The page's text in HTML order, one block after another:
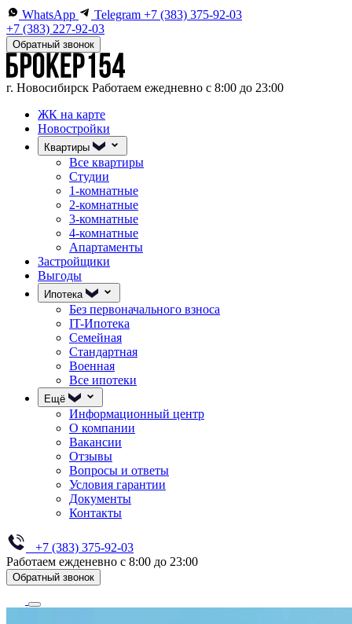
WhatsApp Telegram +7 (383) 375-92-03
+7 (383) 227-92-03
Обратный звонок
г. Новосибирск Работаем ежедневно с 8:00 до 23:00
ЖК на карте
Новостройки
Квартиры
Все квартиры
Студии
1-комнатные
2-комнатные
3-комнатные
4-комнатные
Апартаменты
Застройщики
Выгоды
Ипотека
Без первоначального взноса
IT-Ипотека
Семейная
Стандартная
Военная
Все ипотеки
Ещё
Информационный центр
О компании
Вакансии
Отзывы
Вопросы и ответы
Условия гарантии
Документы
Контакты
+7 (383) 375-92-03
Работаем ежденевно с 8:00 до 23:00
Обратный звонок